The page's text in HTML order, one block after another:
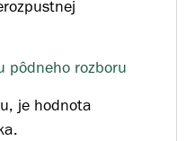
pôdneho rozboru
je hodnota